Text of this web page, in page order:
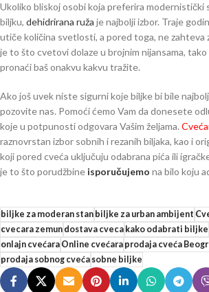
Ukoliko bliskoj osobi koja preferira modernistički
biljku, dehidrirana ruža je najbolji izbor. Traje
utiče količina svetlosti, a pored toga, ne zahteva
je to što cvetovi dolaze u brojnim nijansama,
pronaći baš onakvu kakvu tražite.
Ako još uvek niste sigurni koje biljke bi bile
pozovite nas. Pomoći ćemo Vam da donesete
koje u potpunosti odgovara Vašim željama.
raznovrstan izbor sobnih i rezanih biljaka, kao i
koji pored cveća uključuju odabrana pića ili
je to što porudžbine isporučujemo na bilo koju
biljke za moderan stanbiljke za urban ambijent
cvecara zemundostava cvecakako odabrati biljke
onlajn cvećaraOnline cvećaraprodaja cveća
prodaja sobnog cvećasobne biljke